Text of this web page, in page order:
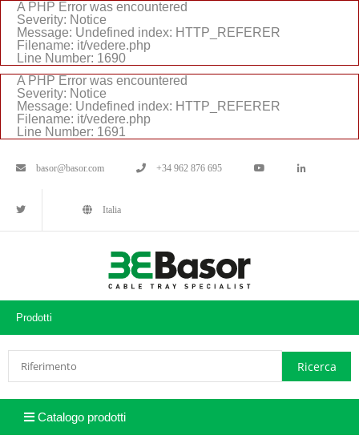
A PHP Error was encountered
Severity: Notice
Message: Undefined index: HTTP_REFERER
Filename: it/vedere.php
Line Number: 1690
A PHP Error was encountered
Severity: Notice
Message: Undefined index: HTTP_REFERER
Filename: it/vedere.php
Line Number: 1691
basor@basor.com +34 962 876 695
Italia
Prodotti
Catalogo prodotti